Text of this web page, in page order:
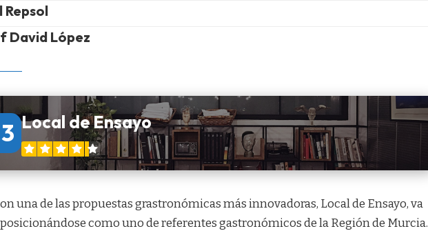
Repsol
David López
Local de Ensayo
on una de las propuestas grastronómicas más innovadoras, Local de Ensayo, va
posicionándose como uno de referentes gastronómicos de la Región de Murcia.